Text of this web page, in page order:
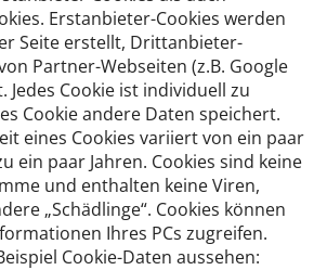
Erstanbieter-Cookies werden
Seite erstellt, Drittanbieter-
Partner-Webseiten (z.B. Google
Jedes Cookie ist individuell zu
Cookie andere Daten speichert.
eines Cookies variiert von ein paar
ein paar Jahren. Cookies sind keine
und enthalten keine Viren,
„Schädlinge“. Cookies können
Ihres PCs zugreifen.
Cookie-Daten aussehen: